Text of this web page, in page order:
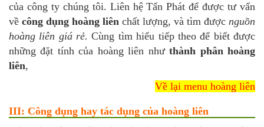
của công ty chúng tôi. Liên hệ Tấn Phát để được tư vấn
về công dụng hoàng liên chất lượng, và tìm được nguồn
hoàng liên giá rẻ.Cùng tìm hiểu tiếp theo để biết được
những đặt tính của hoàng liên nhưthành phân hoàng
liên,
Về lại menu hoàng liên
III: Công dụng hay tác dụng của hoàng liên